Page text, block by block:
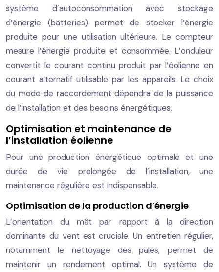
système d’autoconsommation avec stockage
d’énergie (batteries) permet de stocker l’énergie
produite pour une utilisation ultérieure. Le compteur
mesure l’énergie produite et consommée. L’onduleur
convertit le courant continu produit par l’éolienne en
courant alternatif utilisable par les appareils. Le choix
du mode de raccordement dépendra de la puissance
de l’installation et des besoins énergétiques.
Optimisation et maintenance de
l’installation éolienne
Pour une production énergétique optimale et une
durée de vie prolongée de l’installation, une
maintenance régulière est indispensable.
Optimisation de la production d’énergie
L’orientation du mât par rapport à la direction
dominante du vent est cruciale. Un entretien régulier,
notamment le nettoyage des pales, permet de
maintenir un rendement optimal. Un système de